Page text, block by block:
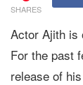
SHARES
Actor Ajith is
For the past
release of